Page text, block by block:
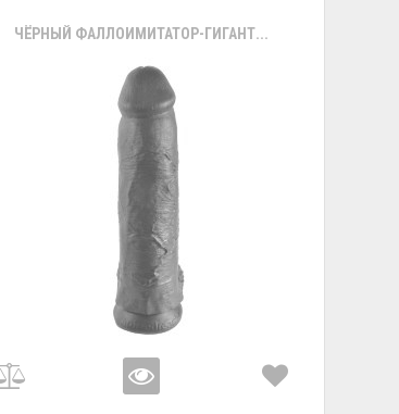
ЧЁРНЫЙ ФАЛЛОИМИТАТОР-ГИГАНТ...